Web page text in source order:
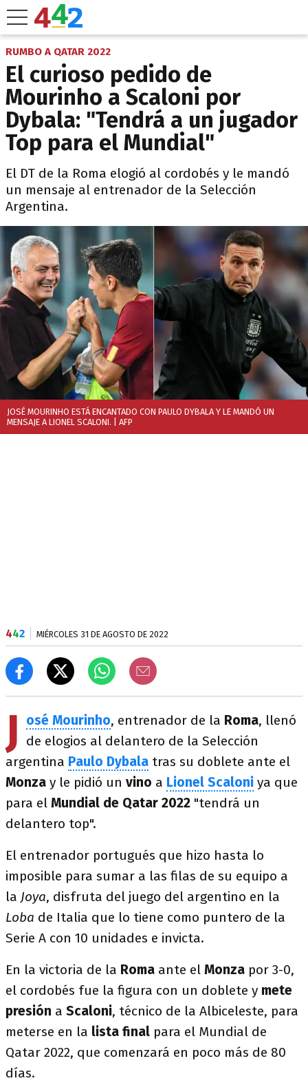
RUMBO A QATAR 2022
El curioso pedido de
Mourinho a Scaloni por
Dybala: "Tendrá a un jugador
Top para el Mundial"
El DT de la Roma elogió al cordobés y le mandó
un mensaje al entrenador de la Selección
Argentina.
JOSÉ MOURINHO ESTÁ ENCANTADO CON PAULO DYBALA Y LE MANDÓ UN
MENSAJE A LIONEL SCALONI. | AFP
442 MIÉRCOLES 31 DE AGOSTO DE 2022
J osé Mourinho, entrenador de la Roma, llenó
de elogios al delantero de la Selección
argentina Paulo Dybala tras su doblete ante el
Monza y le pidió un vino a Lionel Scaloni ya que
para el Mundial de Qatar 2022 "tendrá un
delantero top".
El entrenador portugués que hizo hasta lo
imposible para sumar a las filas de su equipo a
la Joya, disfruta del juego del argentino en la
Loba de Italia que lo tiene como puntero de la
Serie A con 10 unidades e invicta.
En la victoria de la Roma ante el Monza por 3-0,
el cordobés fue la figura con un doblete y mete
presión a Scaloni, técnico de la Albiceleste, para
meterse en la lista final para el Mundial de
Qatar 2022, que comenzará en poco más de 80
días.